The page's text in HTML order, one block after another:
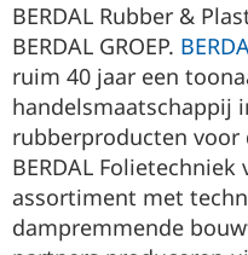
BERDAL Rubber &
BERDAL GROEP.
ruim 40 jaar een
handelsmaatschappij
rubberproducten voor
BERDAL
assortiment met
dampremmende